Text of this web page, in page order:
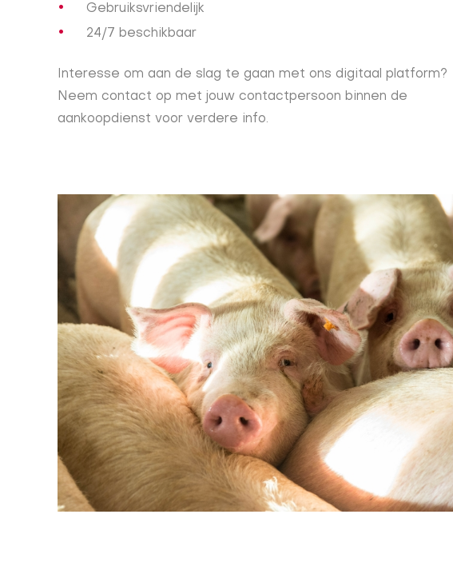
Gebruiksvriendelijk
24/7 beschikbaar
Interesse om aan de slag te gaan met ons digitaal platform?
Neem contact op met jouw contactpersoon binnen de
aankoopdienst voor verdere info.